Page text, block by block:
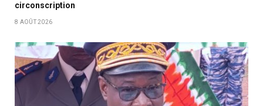
circonscription
8 AOÛT 2026